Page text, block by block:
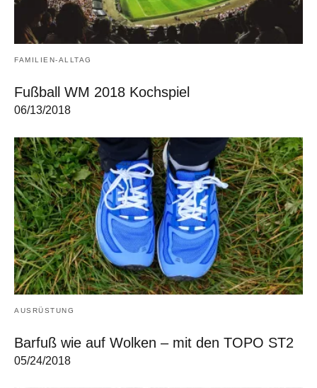
FAMILIEN-ALLTAG
Fußball WM 2018 Kochspiel
06/13/2018
AUSRÜSTUNG
Barfuß wie auf Wolken – mit den TOPO ST2
05/24/2018